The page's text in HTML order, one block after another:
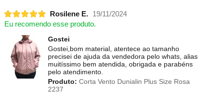
Rosilene E.
19/11/2024
Eu recomendo esse produto.
Gostei
Gostei,bom material, atentece ao tamanho
precisei de ajuda da vendedora pelo whats, alias
muitíssimo bem atendida, obrigada e parabéns
pelo atendimento.
Produto: Corta Vento Dunialin Plus Size Rosa
2237